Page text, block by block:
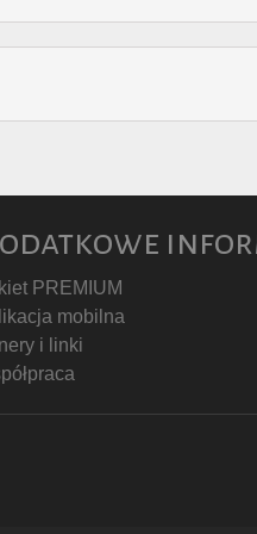
PREMIUM
mobilna
i linki